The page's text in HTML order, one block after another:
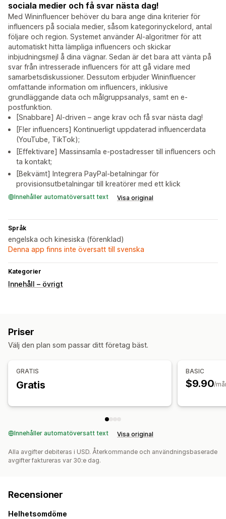
sociala medier och få svar nästa dag!
Med Wininfluencer behöver du bara ange dina kriterier för
influencers på sociala medier, såsom kategorinyckelord, antal
följare och region. Systemet använder AI-algoritmer för att
automatiskt hitta lämpliga influencers och skickar
inbjudningsmejl å dina vägnar. Sedan är det bara att vänta på
svar från intresserade influencers för att gå vidare med
samarbetsdiskussioner. Dessutom erbjuder Wininfluencer
omfattande information om influencers, inklusive
grundläggande data och målgruppsanalys, samt en e-
postfunktion.
[Snabbare] AI-driven – ange krav och få svar nästa dag!
[Fler influencers] Kontinuerligt uppdaterad influencerdata
(YouTube, TikTok);
[Effektivare] Massinsamla e-postadresser till influencers och
ta kontakt;
[Bekvämt] Integrera PayPal-betalningar för
provisionsutbetalningar till kreatörer med ett klick
Innehåller automatöversatt text Visa original
Språk
engelska och kinesiska (förenklad)
Denna app finns inte översatt till svenska
Kategorier
Innehåll – övrigt
Priser
Välj den plan som passar ditt företag bäst.
GRATIS
Gratis
BASIC
$9.90/
Innehåller automatöversatt text Visa original
Alla avgifter debiteras i USD. Återkommande och användningsbaserade
avgifter faktureras var 30:e dag.
Recensioner
Helhetsomdöme